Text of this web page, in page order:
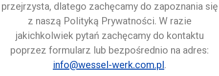
przejrzysta, dlatego zachęcamy do zapoznania się
z naszą Polityką Prywatności. W razie
jakichkolwiek pytań zachęcamy do kontaktu
poprzez formularz lub bezpośrednio na adres:
info@wessel-werk.com.pl.